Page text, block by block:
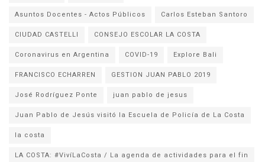
Asuntos Docentes - Actos Públicos
Carlos Esteban Santoro
CIUDAD CASTELLI
CONSEJO ESCOLAR LA COSTA
Coronavirus en Argentina
COVID-19
Explore Bali
FRANCISCO ECHARREN
GESTION JUAN PABLO 2019
José Rodríguez Ponte
juan pablo de jesus
la costa
LA COSTA: #VivíLaCosta / La agenda de actividades para el fin